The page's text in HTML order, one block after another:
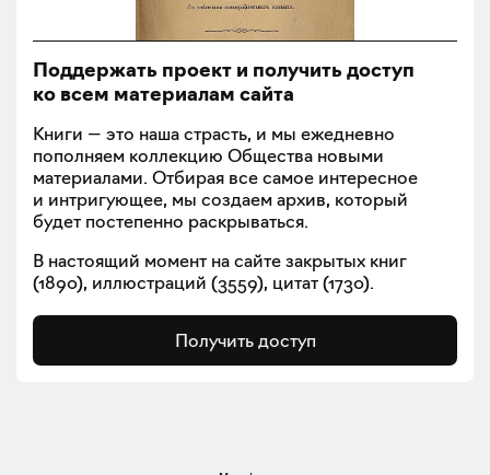
Поддержать проект и получить доступ
ко всем материалам сайта
Книги — это наша страсть, и мы ежедневно
пополняем коллекцию Общества новыми
материалами. Отбирая все самое интересное
и интригующее, мы создаем архив, который
будет постепенно раскрываться.
В настоящий момент на сайте закрытых книг
(1890), иллюстраций (3559), цитат (1730).
Получить доступ